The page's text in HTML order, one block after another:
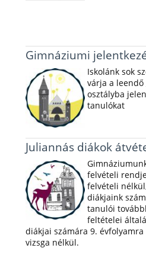
Gimnáziumi
Iskolánk sok
várja a
osztályba
tanulókat
Juliannás diákok
felvételi
felvételi
diákjaink
tanulói
feltételei
diákjai számára 9.
vizsga nélkül.